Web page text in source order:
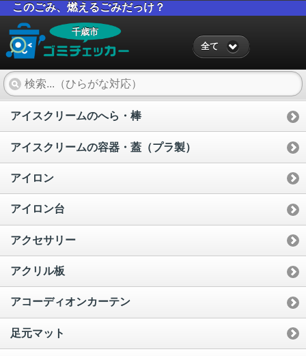
このごみ、燃えるごみだっけ？
千歳市
全て
アイスクリームのへら・棒
アイスクリームの容器・蓋（プラ製）
アイロン
アイロン台
アクセサリー
アクリル板
アコーディオンカーテン
足元マット